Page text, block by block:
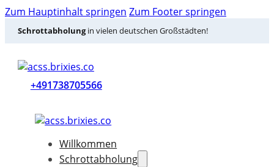
Zum Hauptinhalt springen Zum Footer springen
Schrottabholungin vielen deutschen Großstädten!
+491738705566
Willkommen
Schrottabholung